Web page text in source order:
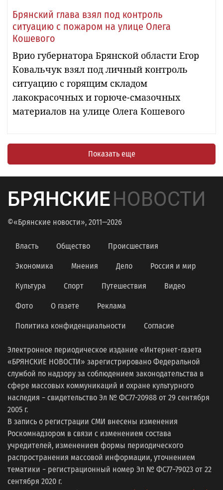
Брянский глава взял под контроль
ситуацию с пожаром на улице Олега
Кошевого
Врио губернатора Брянской области Егор
Ковальчук взял под личный контроль
ситуацию с горящим складом
лакокрасочных и горюче-смазочных
материалов на улице Олега Кошевого
Показать еще
БРЯНСКИЕНОВОСТИ
©«Брянские новости», 2011—2026
Власть Общество Происшествия
Экономика Мнения Дело Россия и мир
Культура Спорт Путешествия Видео
Фото О газете Реклама
Политика конфиденциальности Согласие
Электронное периодическое издание «Интернет-газета
«БРЯНСКИЕ НОВОСТИ» зарегистрировано Федеральной
службой по надзору за соблюдением законодательства в
сфере массовых коммуникаций и охране культурного
наследия − свидетельство Эл № ФС77-20988 от 29 сентября
2005 г.
В запись о регистрации СМИ внесены изменения
Роскомнадзором в связи с изменением состава
учредителей, изменением формы периодического
распространения массовой информации, уточнением
тематики − регистрационный номер Эл № ФС77−79023 от 22
сентября 2020 г.